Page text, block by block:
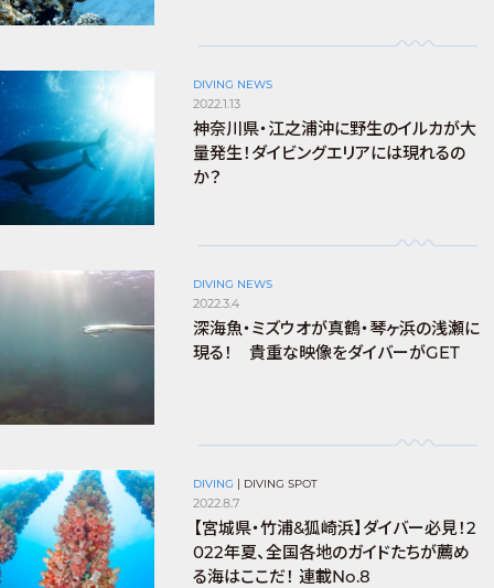
DIVING NEWS
2022.1.13
神奈川県・江之浦沖に野生のイルカが大
量発生！ダイビングエリアには現れるの
か？
DIVING NEWS
2022.3.4
深海魚・ミズウオが真鶴・琴ヶ浜の浅瀬に
現る！ 貴重な映像をダイバーがGET
DIVING | DIVING SPOT
2022.8.7
【宮城県・竹浦&狐崎浜】ダイバー必見！2
022年夏、全国各地のガイドたちが薦め
る海はここだ！ 連載No.8